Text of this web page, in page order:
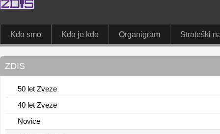
Kdo smo Kdo je kdo Organigram Strateški
ZDIS
50 let Zveze
40 let Zveze
Novice